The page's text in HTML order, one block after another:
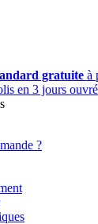
gratuite à
en 3 jours
?